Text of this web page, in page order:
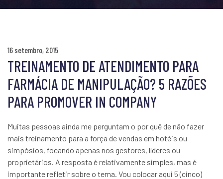
16 setembro, 2015
TREINAMENTO DE ATENDIMENTO PARA
FARMÁCIA DE MANIPULAÇÃO? 5 RAZÕES
PARA PROMOVER IN COMPANY
Muitas pessoas ainda me perguntam o por quê de não fazer
mais treinamento para a força de vendas em hotéis ou
simpósios, focando apenas nos gestores, líderes ou
proprietários. A resposta é relativamente simples, mas é
importante refletir sobre o tema. Vou colocar aqui 5 (cinco)